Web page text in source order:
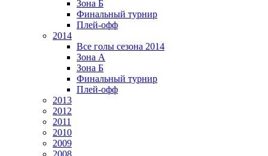
Зона Б
Финальный турнир
Плей-офф
2014
Все голы сезона 2014
Зона А
Зона Б
Финальный турнир
Плей-офф
2013
2012
2011
2010
2009
2008